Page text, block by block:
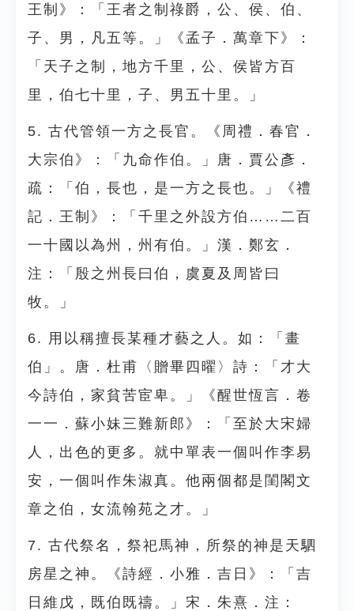
王制》：「王者之制祿爵，公、侯、伯、
子、男，凡五等。」《孟子．萬章下》：
「天子之制，地方千里，公、侯皆方百
里，伯七十里，子、男五十里。」
5. 古代管領一方之長官。《周禮．春官．
大宗伯》：「九命作伯。」唐．賈公彥．
疏：「伯，長也，是一方之長也。」《禮
記．王制》：「千里之外設方伯……二百
一十國以為州，州有伯。」漢．鄭玄．
注：「殷之州長曰伯，虞夏及周皆曰
牧。」
6. 用以稱擅長某種才藝之人。如：「畫
伯」。唐．杜甫〈贈畢四曜〉詩：「才大
今詩伯，家貧苦宦卑。」《醒世恆言．卷
一一．蘇小妹三難新郎》：「至於大宋婦
人，出色的更多。就中單表一個叫作李易
安，一個叫作朱淑真。他兩個都是閨閣文
章之伯，女流翰苑之才。」
7. 古代祭名，祭祀馬神，所祭的神是天駟
房星之神。《詩經．小雅．吉日》：「吉
日維戊，既伯既禱。」宋．朱熹．注：